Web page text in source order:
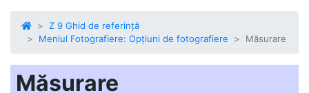
Z 9 Ghid de referință
Meniul Fotografiere: Opțiuni de fotografiere
Măsurare
Măsurare